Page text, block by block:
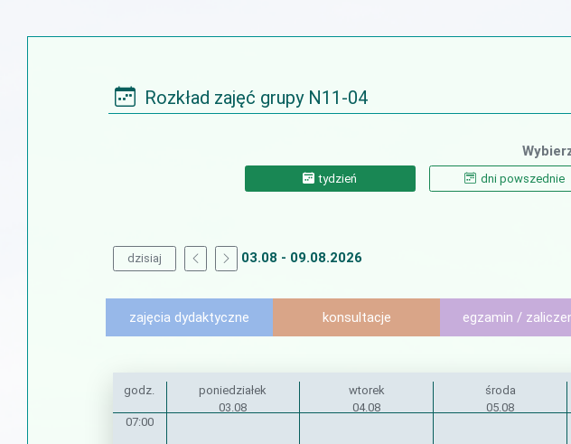
Rozkład zajęć grupy N11-04
tydzień dni powszednie
dzisiaj 03.08 - 09.08.2026
zajęcia dydaktyczne konsultacje egzamin /
godz.
poniedziałek
03.08
wtorek
04.08
środa
05.08
07:00